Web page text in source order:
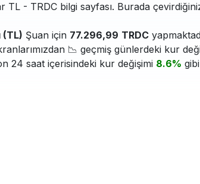
TL - TRDC bilgi sayfası. Burada
(TL) Şuan için 77.296,99 TRDC
📉 geçmiş günlerdeki kur
24 saat içerisindeki kur değişimi 8.6%